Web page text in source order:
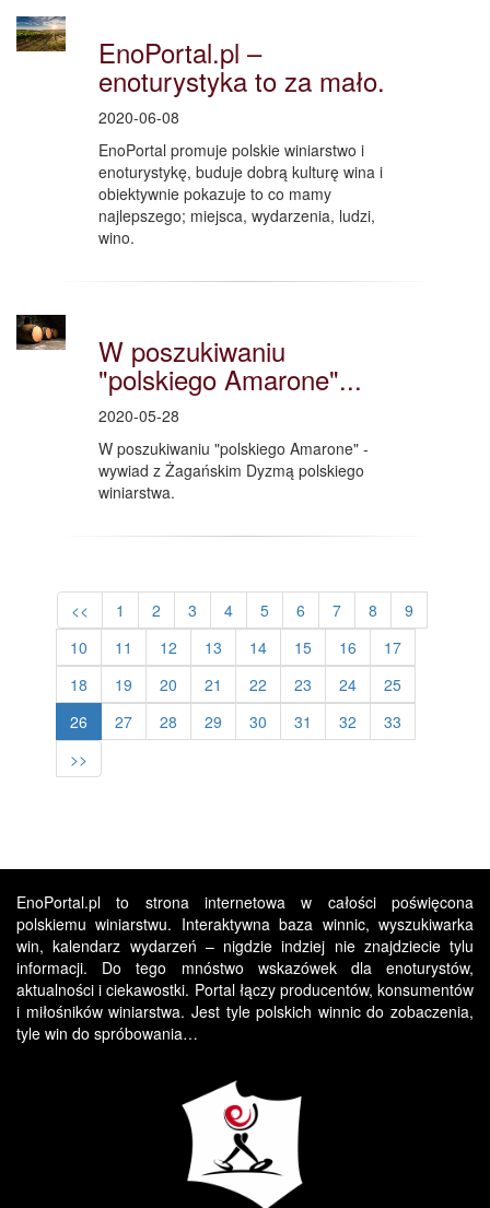
EnoPortal.pl –
enoturystyka to za mało.
2020-06-08
EnoPortal promuje polskie winiarstwo i
enoturystykę, buduje dobrą kulturę wina i
obiektywnie pokazuje to co mamy
najlepszego; miejsca, wydarzenia, ludzi,
wino.
W poszukiwaniu
"polskiego Amarone"...
2020-05-28
W poszukiwaniu "polskiego Amarone" -
wywiad z Żagańskim Dyzmą polskiego
winiarstwa.
<< 1 2 3 4 5 6 7 8
9
10
11 12 13 14 15 16
17
18
19 20 21 22 23 24
25
26
27 28 29 30 31 32
33
>>
EnoPortal.pl to strona internetowa w całości poświęcona
polskiemu winiarstwu. Interaktywna baza winnic, wyszukiwarka
win, kalendarz wydarzeń – nigdzie indziej nie znajdziecie tylu
informacji. Do tego mnóstwo wskazówek dla enoturystów,
aktualności i ciekawostki. Portal łączy producentów, konsumentów
i miłośników winiarstwa. Jest tyle polskich winnic do zobaczenia,
tyle win do spróbowania…